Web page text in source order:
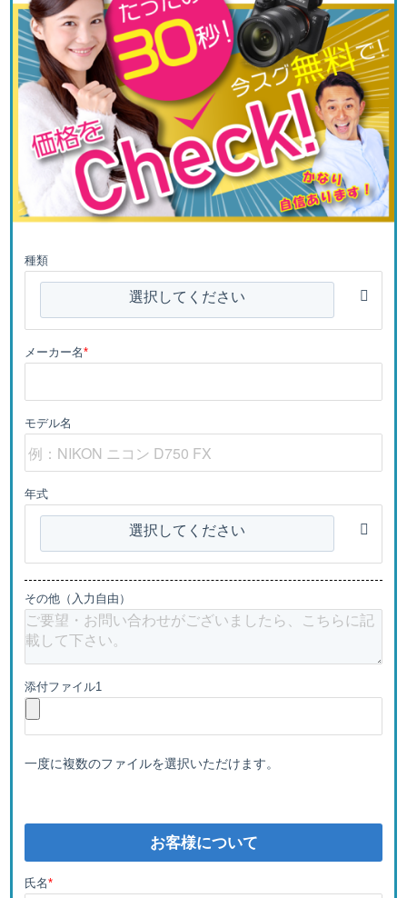
種類
選択してください
メーカー名*
モデル名
年式
選択してください
その他（入力自由）
添付ファイル1
一度に複数のファイルを選択いただけます。
お客様について
氏名*